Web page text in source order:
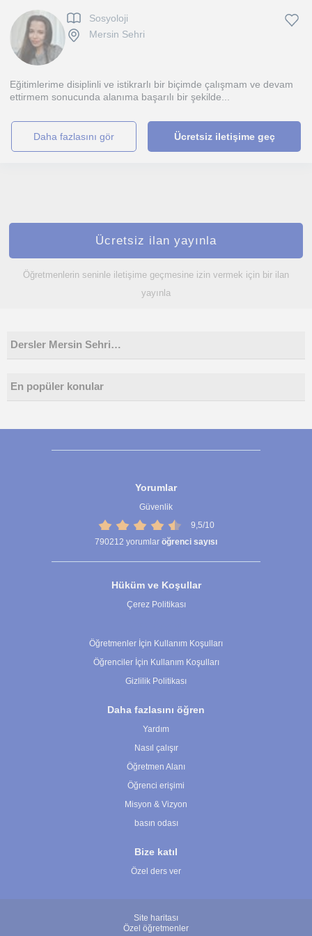
Sosyoloji
Mersin Sehri
Eğitimlerime disiplinli ve istikrarlı bir biçimde çalışmam ve devam
ettirmem sonucunda alanıma başarılı bir şekilde...
daha fazlasını gör Ücretsiz iletişime geç
Ücretsiz ilan yayınla
Öğretmenlerin seninle iletişime geçmesine izin vermek için bir ilan
yayınla
Dersler Mersin Sehri…
En popüler konular
Yorumlar
Güvenlik
9,5/10
790212 yorumlar öğrenci sayısı
Hüküm ve Koşullar
Çerez Politikası
Öğretmenler İçin Kullanım Koşulları
Öğrenciler İçin Kullanım Koşulları
Gizlilik Politikası
Daha fazlasını öğren
Yardım
Nasıl çalışır
Öğretmen Alanı
Öğrenci erişimi
Misyon & Vizyon
basın odası
Bize katıl
Özel ders ver
Site haritası
Özel öğretmenler